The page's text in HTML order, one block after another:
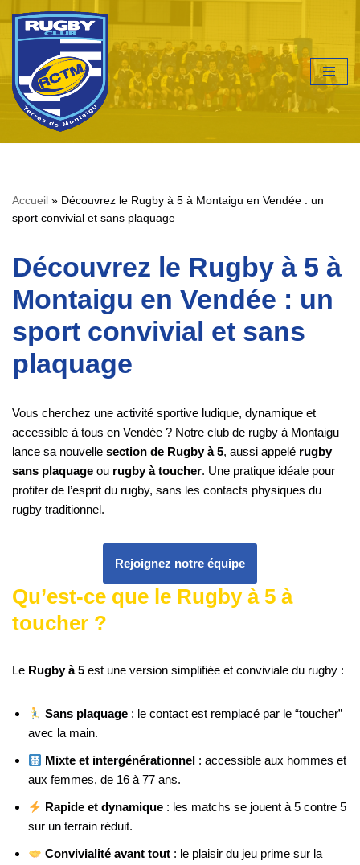
Aller
contenu
Accueil » Découvrez le Rugby à 5 à Montaigu en Vendée : un
sport convivial et sans plaquage
Découvrez le Rugby à 5 à
Montaigu en Vendée : un
sport convivial et sans
plaquage
Vous cherchez une activité sportive ludique, dynamique et
accessible à tous en Vendée ? Notre club de rugby à Montaigu
lance sa nouvelle section de Rugby à 5, aussi appelé rugby
sans plaquage ou rugby à toucher. Une pratique idéale pour
profiter de l’esprit du rugby, sans les contacts physiques du
rugby traditionnel.
Rejoignez notre équipe
Qu’est-ce que le Rugby à 5 à
toucher ?
Le Rugby à 5 est une version simplifiée et conviviale du rugby :
Sans plaquage : le contact est remplacé par le “toucher”
avec la main.
Mixte et intergénérationnel : accessible aux hommes et
aux femmes, de 16 à 77 ans.
Rapide et dynamique : les matchs se jouent à 5 contre 5
sur un terrain réduit.
Convivialité avant tout : le plaisir du jeu prime sur la